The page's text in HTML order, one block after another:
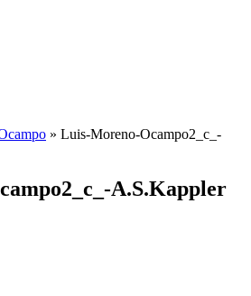
» Luis-Moreno-Ocampo2_c_-
A.S.Kappler